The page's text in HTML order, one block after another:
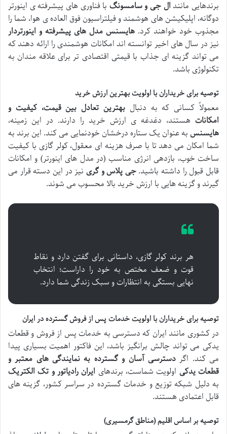
برندهایی مانند ال جی و سامسونگ با فناوری های پیشرفته ی اینورتر
دوگانه، اپلیکیشن های هوشمند و فیلتراسیون فوق العاده ی هوا، شما را
مجذوب خود خواهند کرد. هایسنس مدل های پیشرفته و اینورتردار
نیز در سال های اخیر توانسته اند امکانات هوشمندی را ارائه دهند که
می تواند گزینه ای جذاب با قیمتی اقتصادی تر برای علاقه مندان به
تکنولوژی باشد.
توصیه برای خریداران با اولویت بهترین ارزش خرید
معمولاً کسانی که به دنبال بهترین تعادل بین قیمت، کیفیت و
امکانات هستند، دغدغه ی ارزش خرید را دارند. در این زمینه،
هایسنسبه عنوان یک ستاره درخشان خودنمایی می کند. این برند به
شما امکان می دهد تا با صرف هزینه ای معقول، کولر گازی با کیفیت
ساخت خوب، بازدهی انرژی مناسب (در مدل های اینورتر) و امکانات
قابل قبول را داشته باشید.جی پلاس و گری نیز در این دسته قرار می
گیرند و گزینه هایی با ارزش خرید بالا محسوب می شوند.
هر برند کولر گازی، داستانی برای گفتن دارد و نقاط
قوت و ضعف مختص به خود را داراست؛ انتخاب
نهایی بستگی به انتظارات و سبک زندگی شما دارد.
توصیه برای خریداران با اولویت خدمات پس از فروش گسترده در ایران
در کشوری مانند ایران که دسترسی به خدمات پس از فروش و قطعات
یدکی می تواند چالش برانگیز باشد، این فاکتور اهمیت بسیاری پیدا
می کند. اگردسترسی آسان و گسترده به نمایندگی های معتبر و
قطعات یدکی اولویت شماست، برندهای ایران رادیاتور و تک الکتریک
به دلیل شبکه توزیع و خدمات گسترده در سراسر کشور، گزینه های
قابل اعتمادی هستند.
توصیه بر اساس اقلیم (مناطق گرمسیری)